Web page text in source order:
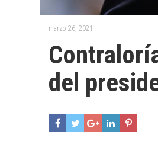
marzo 26, 2021
del